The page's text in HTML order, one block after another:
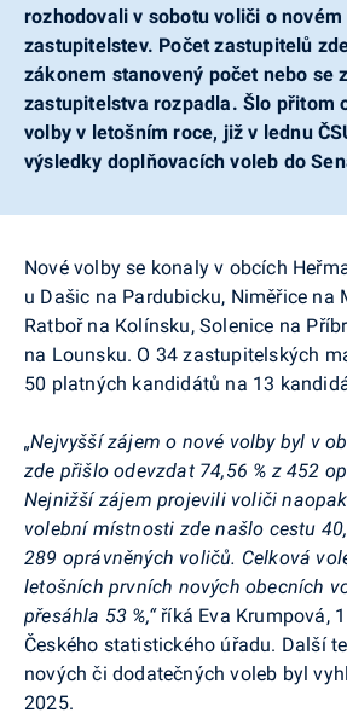
rozhodovali v sobotu voliči o
zastupitelstev. Počet zastupitelů
zákonem stanovený počet nebo se
zastupitelstva rozpadla. Šlo přitom
volby v letošním roce, již v lednu
výsledky doplňovacích voleb do
Nové volby se konaly v obcích
u Dašic na Pardubicku, Niměřice na
Ratboř na Kolínsku, Solenice na
na Lounsku. O 34 zastupitelských
50 platných kandidátů na 13
„Nejvyšší zájem o nové volby byl v
zde přišlo odevzdat 74,56 % z 452
Nejnižší zájem projevili voliči
volební místnosti zde našlo cestu
289 oprávněných voličů. Celková
letošních prvních nových obecních
přesáhla 53 %,“říká Eva Krumpová,
Českého statistického úřadu. Další
nových či dodatečných voleb byl
2025.